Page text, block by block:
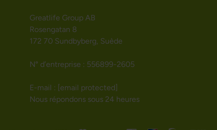
Greatlife Group AB
Rosengatan 8
172 70 Sundbyberg, Suède
N° d’entreprise : 556899-2605
E-mail : [email protected]
Nous répondons sous 24 heures